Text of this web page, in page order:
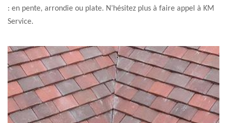
: en pente, arrondie ou plate. N’hésitez plus à faire appel à KM
Service.